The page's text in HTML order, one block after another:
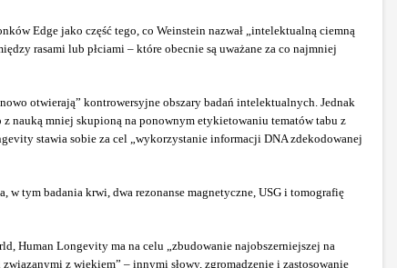
Edge jako część tego, co Weinstein nazwał „intelektualną ciemną
rasami lub płciami – które obecnie są uważane za co najmniej
otwierają” kontrowersyjne obszary badań intelektualnych. Jednak
nauką mniej skupioną na ponownym etykietowaniu tematów tabu z
stawia sobie za cel „wykorzystanie informacji DNA zdekodowanej
w tym badania krwi, dwa rezonanse magnetyczne, USG i tomografię
Human Longevity ma na celu „zbudowanie najobszerniejszej na
z wiekiem” – innymi słowy, zgromadzenie i zastosowanie